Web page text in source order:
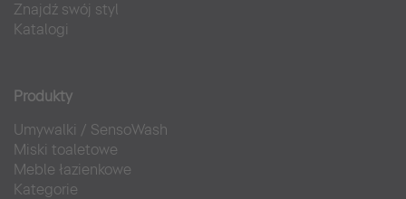
Znajdź swój styl
Katalogi
Produkty
Umywalki / SensoWash
Miski toaletowe
Meble łazienkowe
Kategorie